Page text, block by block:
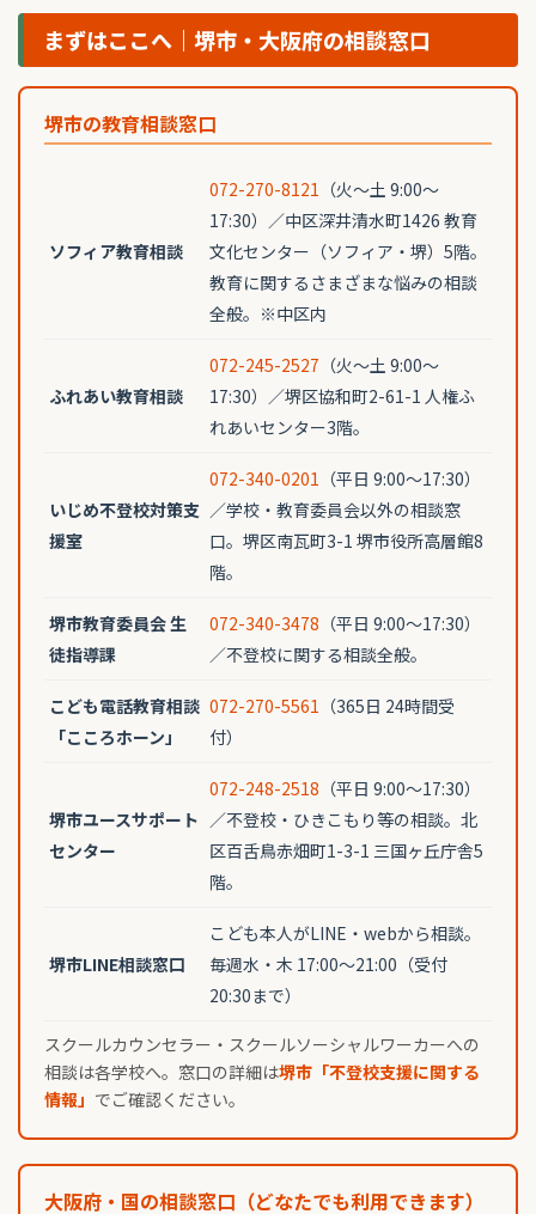
まずはここへ｜堺市・大阪府の相談窓口
堺市の教育相談窓口
ソフィア教育相談
072-270-8121 （火〜土 9:00〜
17:30）／中区深井清水町1426 教育
文化センター（ソフィア・堺）5階。
教育に関するさまざまな悩みの相談
全般。※中区内
ふれあい教育相談
072-245-2527 （火〜土 9:00〜
17:30）／堺区協和町2-61-1 人権ふ
れあいセンター3階。
いじめ不登校対策支
援室
072-340-0201 （平日 9:00〜17:30）
／学校・教育委員会以外の相談窓
口。堺区南瓦町3-1 堺市役所高層館8
階。
堺市教育委員会 生
徒指導課
072-340-3478 （平日 9:00〜17:30）
／不登校に関する相談全般。
こども電話教育相談
「こころホーン」
072-270-5561 （365日 24時間受
付）
堺市ユースサポート
センター
072-248-2518 （平日 9:00〜17:30）
／不登校・ひきこもり等の相談。北
区百舌鳥赤畑町1-3-1 三国ヶ丘庁舎5
階。
堺市LINE相談窓口
こども本人がLINE・webから相談。
毎週水・木 17:00〜21:00（受付
20:30まで）
スクールカウンセラー・スクールソーシャルワーカーへの
相談は各学校へ。窓口の詳細は堺市「不登校支援に関する
情報」 でご確認ください。
大阪府・国の相談窓口（どなたでも利用できます）